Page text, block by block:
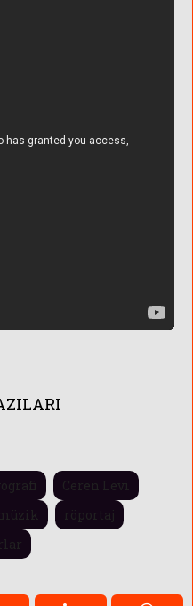
Ceren Levi
röportaj